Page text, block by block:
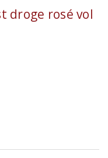
droge rosé vol